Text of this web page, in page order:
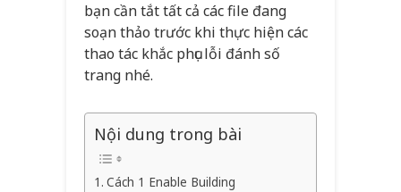
bạn cần tắt tất cả các file đang
soạn thảo trước khi thực hiện các
thao tác khắc phục lỗi đánh số
trang nhé.
Nội dung trong bài
Cách 1 Enable Building